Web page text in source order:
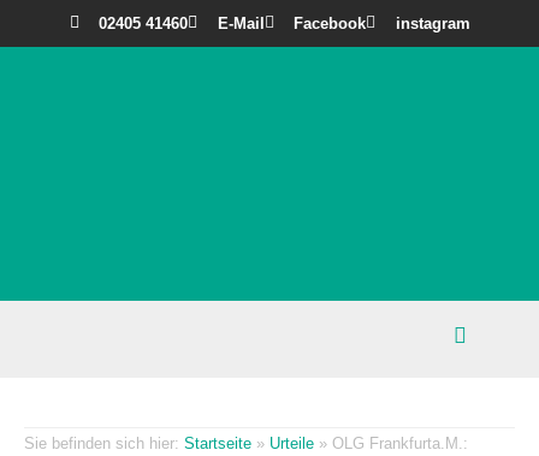
02405 41460 E-Mail Facebook instagram
Startseite » Urteile » OLG Frankfurta.M.: